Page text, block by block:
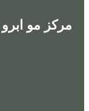
مو ابرو ماه